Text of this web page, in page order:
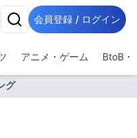
会員登録 / ログイン
アニメ・ゲーム BtoB・
グ